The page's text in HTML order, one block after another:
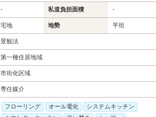
- 私道負担面積 -
宅地 地勢 平坦
景観法
第一種住居地域
市街化区域
専任媒介
フローリング オール電化
システムキッチン